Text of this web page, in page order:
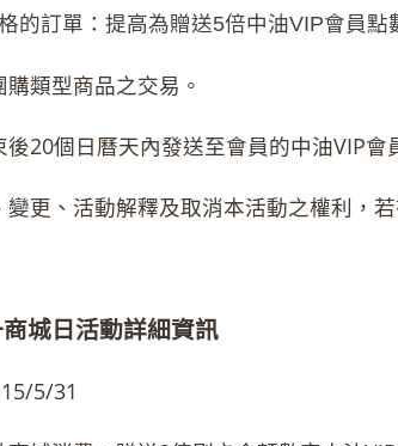
的訂單：提高為贈送5倍中油VIP會員點
類型商品之交易。
20個日曆天內發送至會員的中油VIP會
更、活動解釋及取消本活動之權利，
城日活動詳細資訊
5/31